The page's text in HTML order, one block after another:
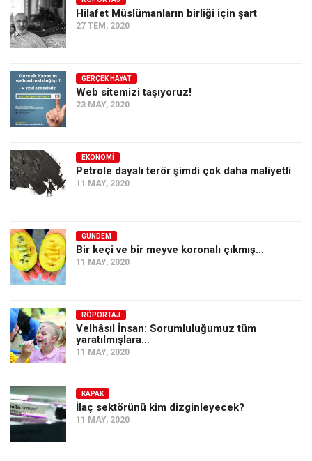
Ekonomi
Spor
Sağlık
Gıda-Beslenme
Türkiye
Siyaset
Dünya
Asya
Amerika
Avustralya
Tarih
Düşünce
Dosyalar
Hilafet Müslümanların birliği için şart
27 TEM, 2020
GERÇEK HAYAT
Web sitemizi taşıyoruz!
23 MAY, 2020
EKONOMI
Petrole dayalı terör şimdi çok daha maliyetli
11 MAY, 2020
GÜNDEM
Bir keçi ve bir meyve koronalı çıkmış…
11 MAY, 2020
RÖPORTAJ
Velhâsıl İnsan: Sorumluluğumuz tüm
yaratılmışlara…
11 MAY, 2020
KAPAK
İlaç sektörünü kim dizginleyecek?
11 MAY, 2020